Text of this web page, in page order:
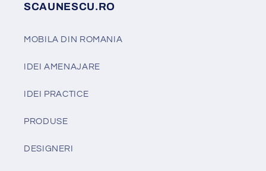
SCAUNESCU.RO
MOBILA DIN ROMANIA
IDEI AMENAJARE
IDEI PRACTICE
PRODUSE
DESIGNERI